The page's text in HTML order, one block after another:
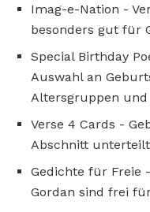
Imag-e-Nation -
besonders gut für
Special Birthday
Auswahl an
Altersgruppen
Verse 4 Cards -
Abschnitt unterteilt
Gedichte für Freie
Gordan sind frei